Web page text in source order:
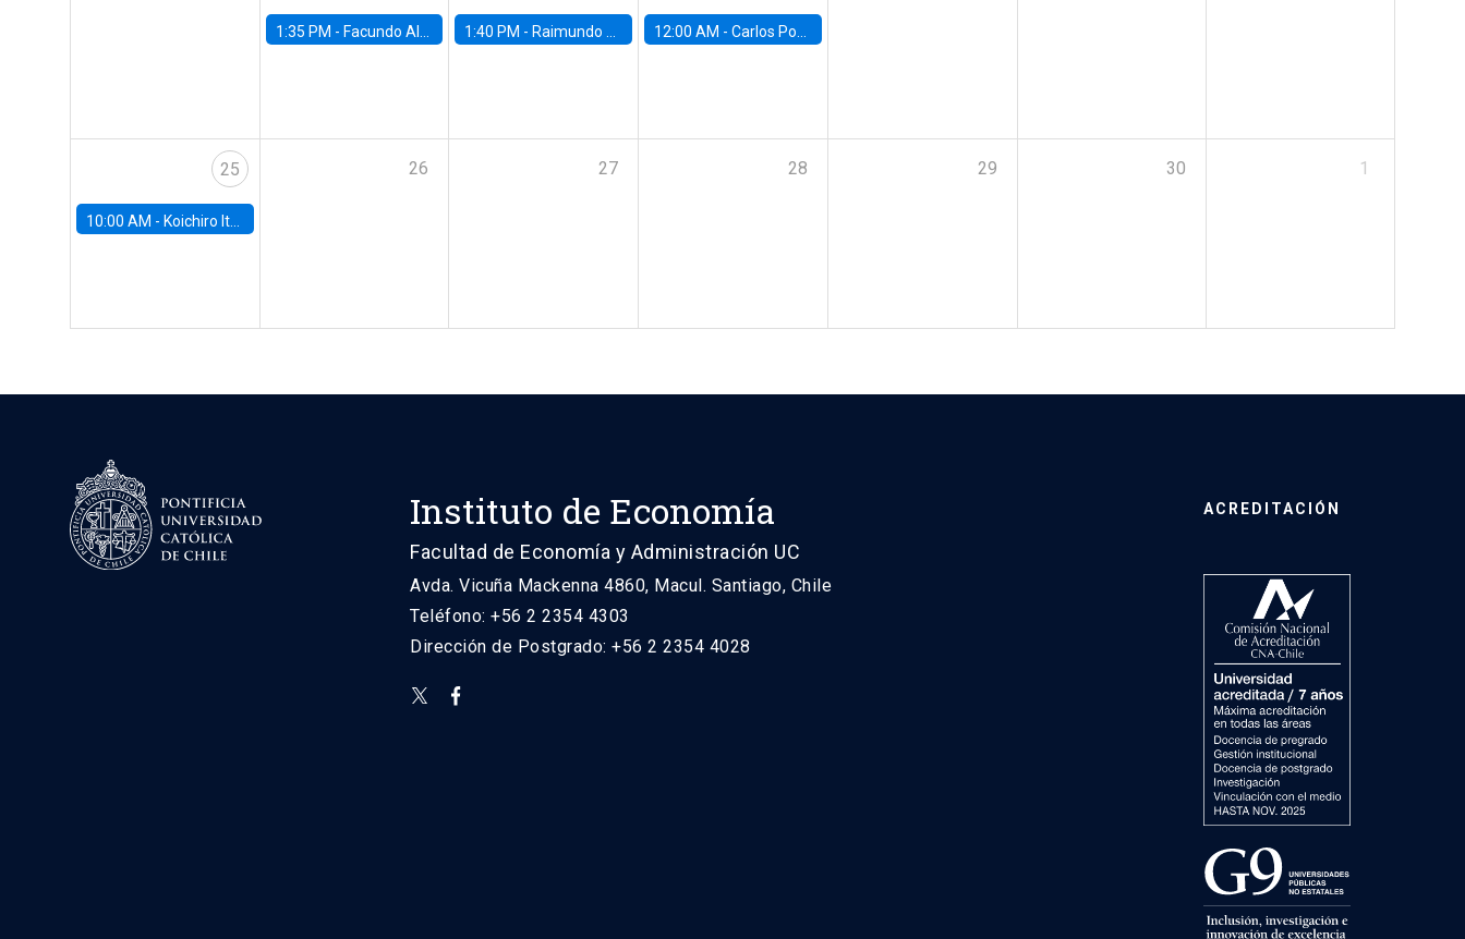
1:35 PM - Facundo Albornoz, Universidad de San Andrés 1:40 PM - Raimundo Undurraga, Centro de Economía Aplicada, Universidad de Chile 12:00 AM -Carlos Ponce, UAH
25
10:00 AM - Koichiro Ito, University of Chicago
26 27 28 29 30 1
Instituto de Economía
Facultad de Economía y Administración UC
Avda. Vicuña Mackenna 4860, Macul. Santiago, Chile
Teléfono: +56 2 2354 4303
Dirección de Postgrado: +56 2 2354 4028
ACREDITACIÓN